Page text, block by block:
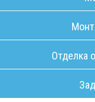
Отделка